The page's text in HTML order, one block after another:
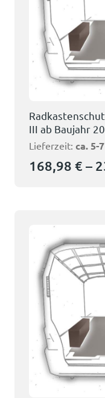
III ab Baujahr
Lieferzeit: ca. 5-
168,98 € –